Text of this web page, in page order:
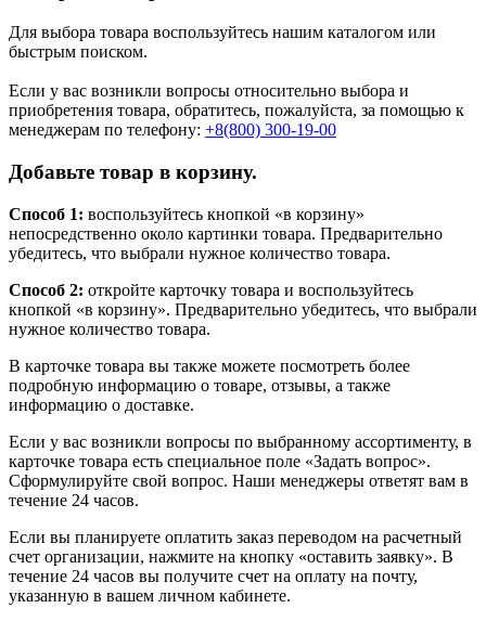
Для выбора товара воспользуйтесь нашим каталогом или
быстрым поиском.
Если у вас возникли вопросы относительно выбора и
приобретения товара, обратитесь, пожалуйста, за помощью к
менеджерам по телефону: +8(800) 300-19-00
Добавьте товар в корзину.
Способ 1: воспользуйтесь кнопкой «в корзину»
непосредственно около картинки товара. Предварительно
убедитесь, что выбрали нужное количество товара.
Способ 2: откройте карточку товара и воспользуйтесь
кнопкой «в корзину». Предварительно убедитесь, что выбрали
нужное количество товара.
В карточке товара вы также можете посмотреть более
подробную информацию о товаре, отзывы, а также
информацию о доставке.
Если у вас возникли вопросы по выбранному ассортименту, в
карточке товара есть специальное поле «Задать вопрос».
Сформулируйте свой вопрос. Наши менеджеры ответят вам в
течение 24 часов.
Если вы планируете оплатить заказ переводом на расчетный
счет организации, нажмите на кнопку «оставить заявку». В
течение 24 часов вы получите счет на оплату на почту,
указанную в вашем личном кабинете.